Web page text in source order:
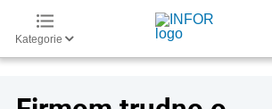
Kategorie